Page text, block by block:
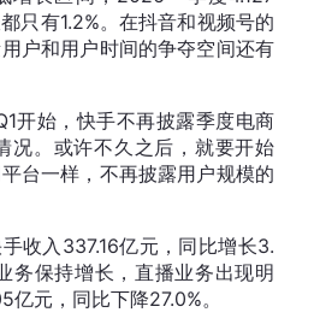
只有1.2%。在抖音和视频号的
户和用户时间的争夺空间还有
开始，快手不再披露季度电商
况。或许不久之后，就要开始
台一样，不再披露用户规模的
收入337.16亿元，同比增长3.
务保持增长，直播业务出现明
元，同比下降27.0%。